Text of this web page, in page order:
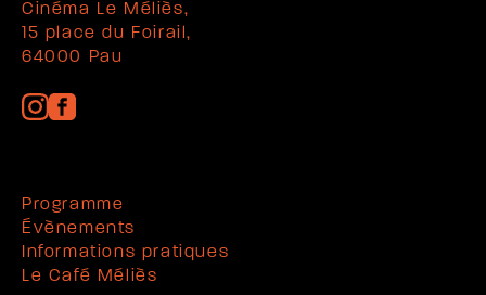
Cinéma Le Méliès,
15 place du Foirail,
64000 Pau
Programme
Évènements
Informations pratiques
Le Café Méliès